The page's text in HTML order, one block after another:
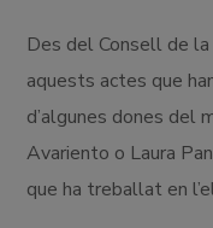
Des del Consell de
aquests actes que
d’algunes dones del
Avariento o Laura
que ha treballat en